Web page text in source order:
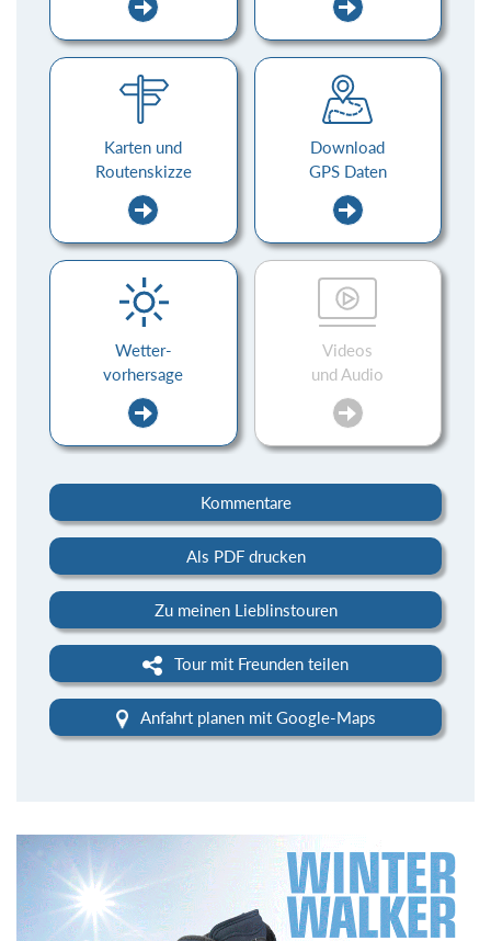
Karten und
Routenskizze
Download
GPS Daten
Wetter-
vorhersage
Videos
und Audio
Kommentare
Als PDF drucken
Zu meinen Lieblinstouren
Tour mit Freunden teilen
Anfahrt planen mit Google-Maps